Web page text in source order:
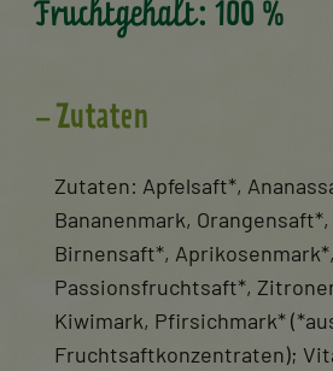
Fruchtgehalt: 100 %
Zutaten
Zutaten: Apfelsaft*,
Bananenmark,
Birnensaft*, Aprikosenmark*,
Passionsfruchtsaft*,
Kiwimark, Pfirsichmark*
Fruchtsaftkonzentraten);